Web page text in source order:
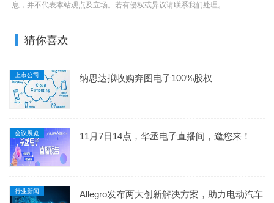
息，并不代表本站观点及立场。若有侵权或异议请联系我们处理。
猜你喜欢
上市公司 纳思达拟收购奔图电子100%股权
会议展览 11月7日14点，华丞电子直播间，邀您来！
行业新闻
Allegro发布两大创新解决方案，助力电动汽车